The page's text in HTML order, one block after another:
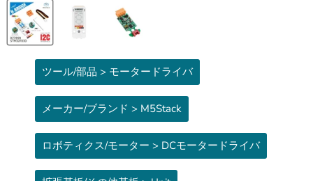
ツール/部品 > モータードライバ
メーカー/ブランド > M5Stack
ロボティクス/モーター > DCモータードライバ